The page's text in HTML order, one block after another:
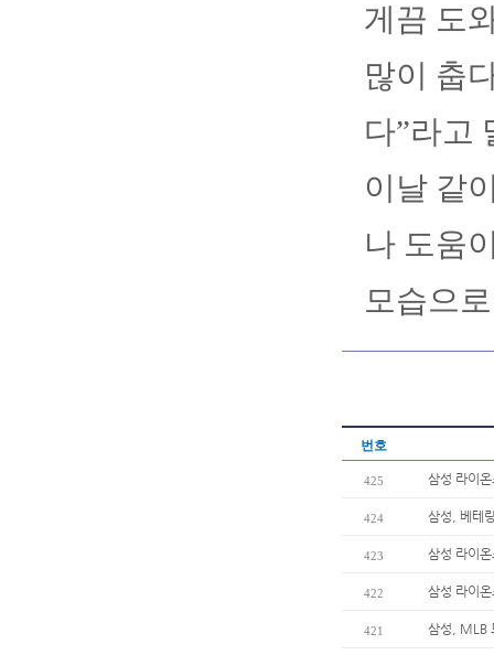
게끔 도
많이 춥
다”라고
이날 같
나 도움
모습으
번호
425 삼성 라이
424 삼성, 베테
423 삼성 라이
422 삼성 라이
421 삼성, MLB